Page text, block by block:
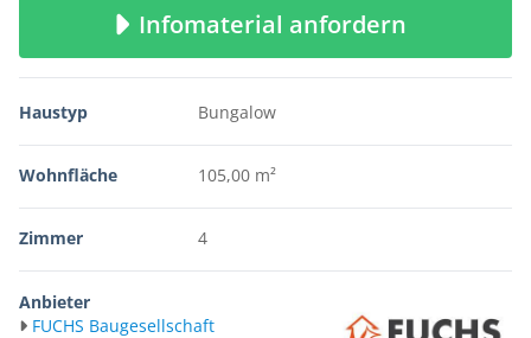
Infomaterial anfordern
Haustyp Bungalow
Wohnfläche 105,00 m²
Zimmer 4
Anbieter
FUCHS Baugesellschaft